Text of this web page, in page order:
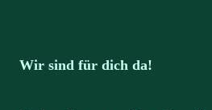
Wir sind für dich da!